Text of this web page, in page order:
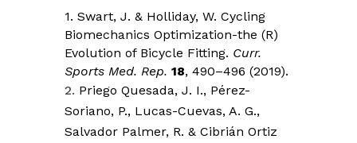
1. Swart, J. & Holliday, W. Cycling
Biomechanics Optimization-the (R)
Evolution of Bicycle Fitting. Curr.
Sports Med. Rep. 18, 490–496 (2019).
Priego Quesada, J. I., Pérez-
Soriano, P., Lucas-Cuevas, A. G.,
Salvador Palmer, R. & Cibrián Ortiz